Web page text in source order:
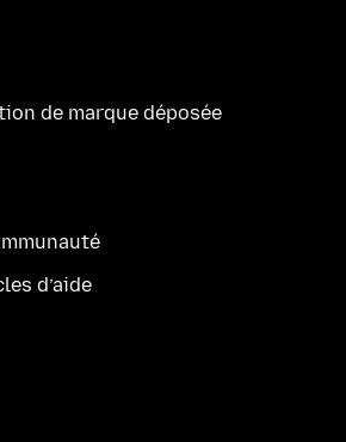
de marque déposée
d’aide